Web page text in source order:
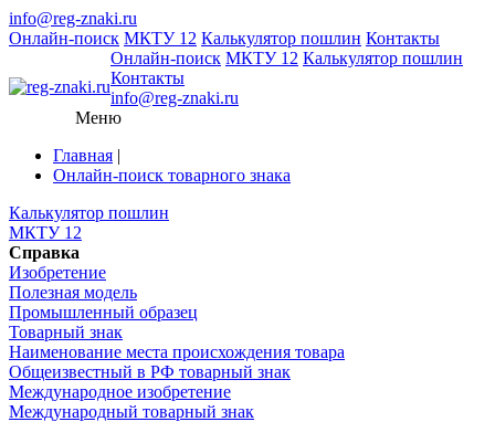
info@reg-znaki.ru
Онлайн-поиск МКТУ 12 Калькулятор пошлин Контакты
Онлайн-поиск МКТУ 12 Калькулятор пошлин
Контакты
info@reg-znaki.ru
Меню
Главная |
Онлайн-поиск товарного знака
Калькулятор пошлин
МКТУ 12
Справка
Изобретение
Полезная модель
Промышленный образец
Товарный знак
Наименование места происхождения товара
Общеизвестный в РФ товарный знак
Международное изобретение
Международный товарный знак